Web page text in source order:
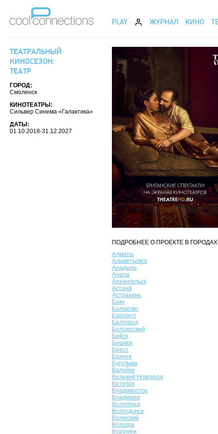
PLAY ЖУРНАЛ КИНО
ТЕАТРАЛЬНЫЙ
КИНОСЕЗОН:
ТЕАТР
ГОРОД:
Смоленск
КИНОТЕАТРЫ:
Сильвер Синема «Галактика»
ДАТЫ:
01.10.2018-31.12.2027
ПОДРОБНЕЕ О ПРОЕКТЕ В
Алматы
Альметьевск
Анадырь
Анапа
Архангельск
Астана
Астрахань
Баку
Балаково
Барнаул
Белгород
Белоярский
Бийск
Бишкек
Брест
Брянск
Бугульма
Валуйки
Великий Новгород
Витебск
Владивосток
Владимир
Волгоград
Волгодонск
Волжский
Вологда
Воронеж